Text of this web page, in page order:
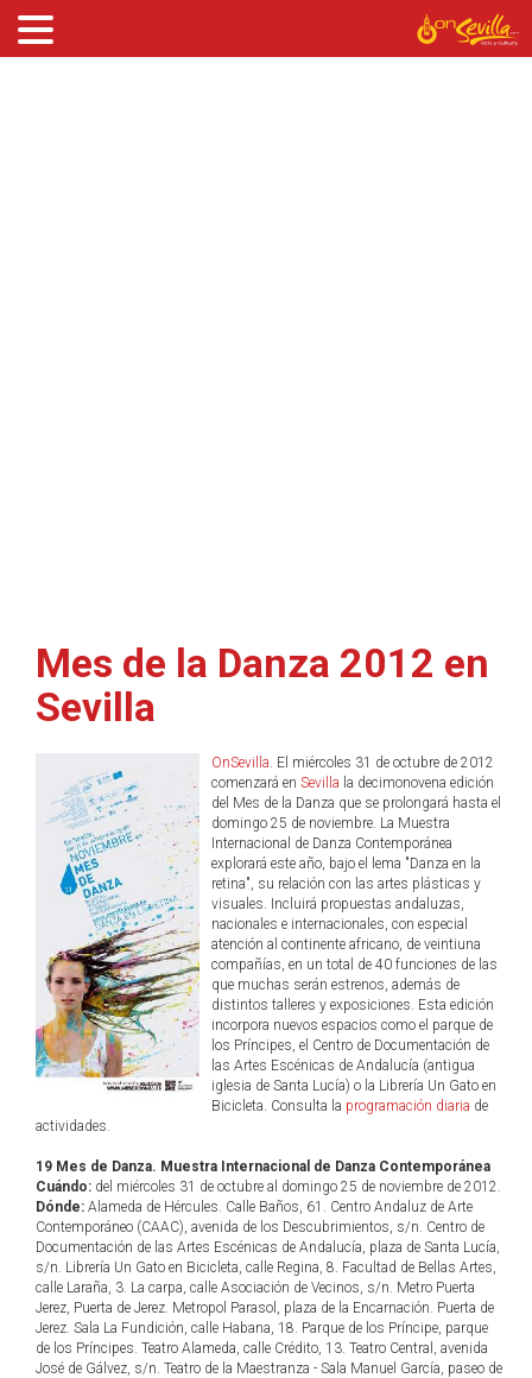
Mes de la Danza 2012 en
Sevilla
OnSevilla. El miércoles 31 de octubre de 2012
comenzará en Sevilla la decimonovena edición
del Mes de la Danza que se prolongará hasta el
domingo 25 de noviembre. La Muestra
Internacional de Danza Contemporánea
explorará este año, bajo el lema "Danza en la
retina", su relación con las artes plásticas y
visuales. Incluirá propuestas andaluzas,
nacionales e internacionales, con especial
atención al continente africano, de veintiuna
compañías, en un total de 40 funciones de las
que muchas serán estrenos, además de
distintos talleres y exposiciones. Esta edición
incorpora nuevos espacios como el parque de
los Príncipes, el Centro de Documentación de
las Artes Escénicas de Andalucía (antigua
iglesia de Santa Lucía) o la Librería Un Gato en
Bicicleta. Consulta la programación diaria de
actividades.
19 Mes de Danza. Muestra Internacional de Danza Contemporánea
Cuándo: del miércoles 31 de octubre al domingo 25 de noviembre de 2012.
Dónde: Alameda de Hércules. Calle Baños, 61. Centro Andaluz de Arte
Contemporáneo (CAAC), avenida de los Descubrimientos, s/n. Centro de
Documentación de las Artes Escénicas de Andalucía, plaza de Santa Lucía,
s/n. Librería Un Gato en Bicicleta, calle Regina, 8. Facultad de Bellas Artes,
calle Laraña, 3. La carpa, calle Asociación de Vecinos, s/n. Metro Puerta
Jerez, Puerta de Jerez. Metropol Parasol, plaza de la Encarnación. Puerta de
Jerez. Sala La Fundición, calle Habana, 18. Parque de los Príncipe, parque
de los Príncipes. Teatro Alameda, calle Crédito, 13. Teatro Central, avenida
José de Gálvez, s/n. Teatro de la Maestranza - Sala Manuel García, paseo de